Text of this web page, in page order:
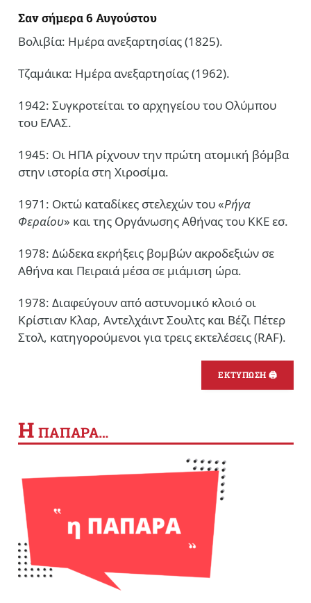
Σαν σήμερα 6 Αυγούστου
Βολιβία: Ημέρα ανεξαρτησίας (1825).
Τζαμάικα: Ημέρα ανεξαρτησίας (1962).
1942: Συγκροτείται το αρχηγείου του Ολύμπου
του ΕΛΑΣ.
1945: Οι ΗΠΑ ρίχνουν την πρώτη ατομική βόμβα
στην ιστορία στη Χιροσίμα.
1971: Οκτώ καταδίκες στελεχών του «Ρήγα
Φεραίου» και της Οργάνωσης Αθήνας του ΚΚΕ εσ.
1978: Δώδεκα εκρήξεις βομβών ακροδεξιών σε
Αθήνα και Πειραιά μέσα σε μιάμιση ώρα.
1978: Διαφεύγουν από αστυνομικό κλοιό οι
Κρίστιαν Κλαρ, Αντελχάιντ Σουλτς και Βέζι Πέτερ
Στολ, κατηγορούμενοι για τρεις εκτελέσεις (RAF).
ΕΚΤΥΠΩΣΗ 🖨
Η ΠΑΠΑΡΑ…